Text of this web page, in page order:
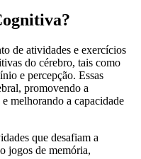
de atividades e exercícios
do cérebro, tais como
e percepção. Essas
promovendo a
melhorando a capacidade
que desafiam a
jogos de memória,